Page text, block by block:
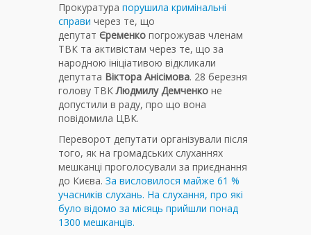
Прокуратура порушила кримінальні
справи через те, що
депутат Єременко погрожував членам
ТВК та активістам через те, що за
народною ініціативою відкликали
депутата Віктора Анісімова. 28 березня
голову ТВКЛюдмилу Демченко не
допустили в раду, про що вона
повідомила ЦВК.
Переворот депутати організували після
того, як на громадських слуханнях
мешканці проголосували за приєднання
до Києва. За висловилося майже 61 %
учасників слухань. На слухання, про які
було відомо за місяць прийшли понад
1300 мешканців.